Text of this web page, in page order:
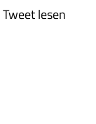
Tweet lesen